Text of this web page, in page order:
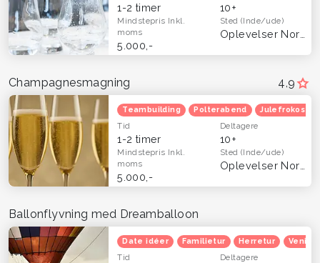
1-2 timer 10+
Mindstepris Inkl.
moms
5.000,-
Sted(Inde/ude)
4,9
Champagnesmagning
Teambuilding Polterabend Julefrokost
Tid
1-2 timer
Deltagere
10+
Mindstepris Inkl.
moms
5.000,-
Sted(Inde/ude)
Ballonflyvning med Dreamballoon
Date idéer Familietur Herretur
Tid Deltagere